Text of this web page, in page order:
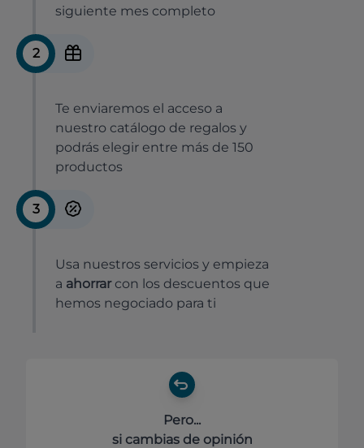
siguiente mes completo
2
Te enviaremos el acceso a
nuestro catálogo de regalos y
podrás elegir entre más de 150
productos
3
Usa nuestros servicios y empieza
a ahorrar con los descuentos que
hemos negociado para ti
Pero...
si cambias de opinión